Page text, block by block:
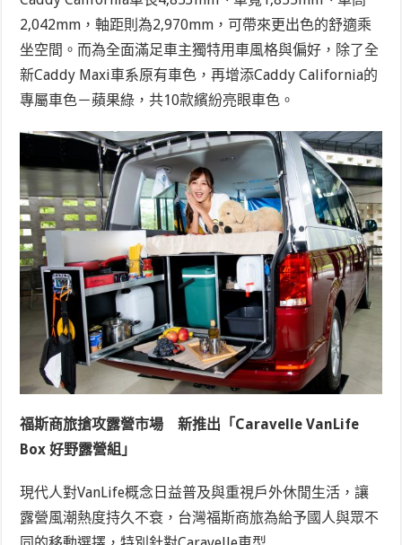
2,042mm，軸距則為2,970mm，可帶來更出色的舒適乘
坐空間。而為全面滿足車主獨特用車風格與偏好，除了全
新Caddy Maxi車系原有車色，再增添Caddy California的
專屬車色－蘋果綠，共10款繽紛亮眼車色。
福斯商旅搶攻露營市場 新推出 「Caravelle VanLife
Box 好野露營組」
現代人對VanLife概念日益普及與重視戶外休閒生活，讓
露營風潮熱度持久不衰，台灣福斯商旅為給予國人與眾不